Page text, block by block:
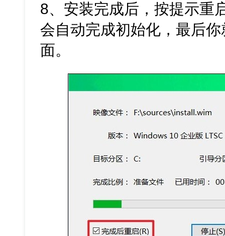
8、安装完成后，按提示重
会自动完成初始化，最后
面。